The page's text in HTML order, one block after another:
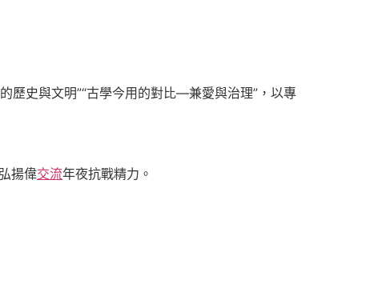
歷史與文明”“古學今用的對比—兼愛與治理”，以專
揚偉交流年夜抗戰精力。